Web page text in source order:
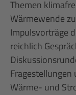
Themen
Wärmewende
Impulsvorträge
reichlich
Wärme- und